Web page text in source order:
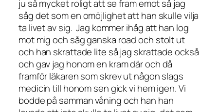
ju så mycket roligt att se fram emot så jag
såg det som en omöjlighet att han skulle vilja
ta livet av sig. Jag kommer ihåg att han log
mot mig och såg ganska road och stolt ut
och han skrattade lite så jag skrattade också
och gav jag honom en kram där och då
framför läkaren som skrev ut någon slags
medicin till honom sen gick vi hem igen. Vi
bodde på samman våning och han han